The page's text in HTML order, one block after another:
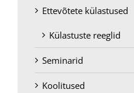
Ettevõtete külastused
Külastuste reeglid
Seminarid
Koolitused